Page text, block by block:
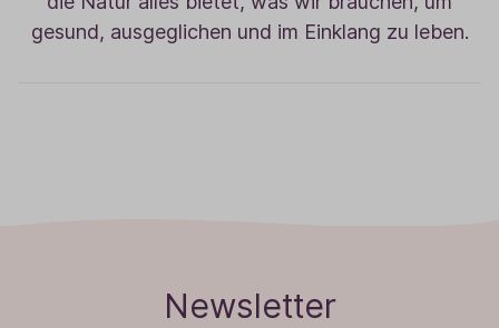
gesund, ausgeglichen und im Einklang zu leben.
Newsletter